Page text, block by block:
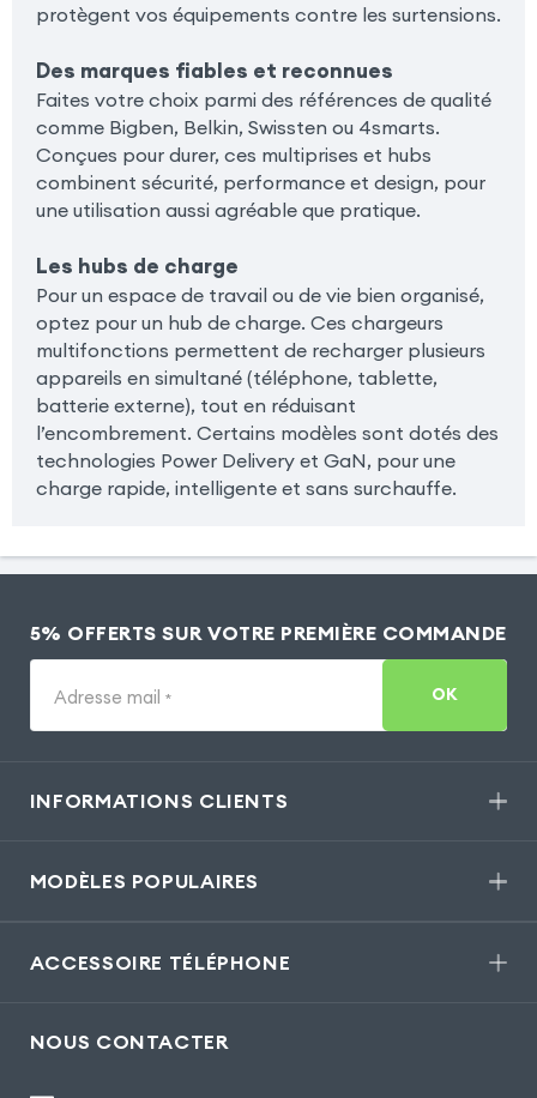
protègent vos équipements contre les surtensions.
Des marques fiables et reconnues
Faites votre choix parmi des références de qualité
comme Bigben, Belkin, Swissten ou 4smarts.
Conçues pour durer, ces multiprises et hubs
combinent sécurité, performance et design, pour
une utilisation aussi agréable que pratique.
Les hubs de charge
Pour un espace de travail ou de vie bien organisé,
optez pour un hub de charge. Ces chargeurs
multifonctions permettent de recharger plusieurs
appareils en simultané (téléphone, tablette,
batterie externe), tout en réduisant
l’encombrement. Certains modèles sont dotés des
technologies Power Delivery et GaN, pour une
charge rapide, intelligente et sans surchauffe.
5% OFFERTS SUR VOTRE PREMIÈRE COMMANDE
Adresse mail * OK
INFORMATIONS CLIENTS
MODÈLES POPULAIRES
ACCESSOIRE TÉLÉPHONE
NOUS CONTACTER